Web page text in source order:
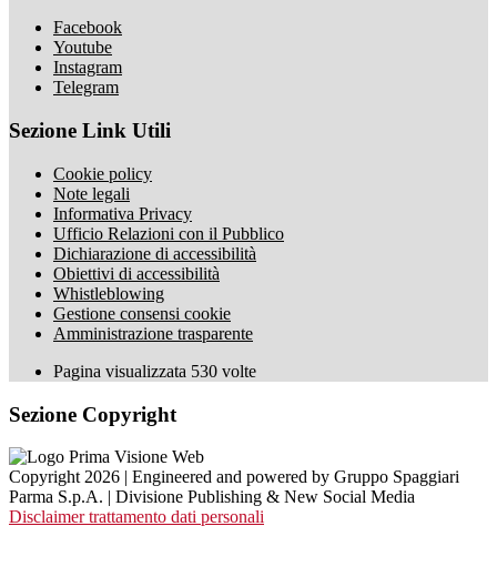
Facebook
Youtube
Instagram
Telegram
Sezione Link Utili
Cookie policy
Note legali
Informativa Privacy
Ufficio Relazioni con il Pubblico
Dichiarazione di accessibilità
Obiettivi di accessibilità
Whistleblowing
Gestione consensi cookie
Amministrazione trasparente
Pagina visualizzata 530 volte
Sezione Copyright
Copyright 2026 | Engineered and powered by Gruppo Spaggiari
Parma S.p.A. | Divisione Publishing & New Social Media
Disclaimer trattamento dati personali